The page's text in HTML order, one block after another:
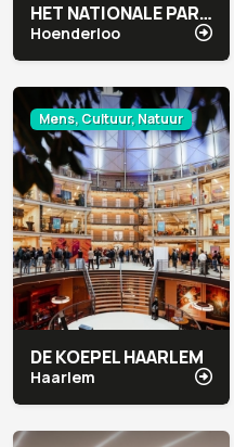
HET NATIONALE PARK DE HOGE VELUWE
Hoenderloo
Mens, Cultuur, Natuur
DE KOEPEL HAARLEM
Haarlem